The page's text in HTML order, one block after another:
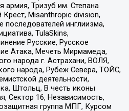
армия, Тризуб им. Степана
Misanthropic division,
последователей инглиизма,
TulaSkins,
Русские, Русское
Атака, Мечеть Мирмамеда,
народа г. Астрахани, ВОЛЯ,
народа, Рубеж Севера, ТОЙС,
деятельности,
Штольц, В честь иконы
Сектор 16, Независимость,
группа МПГ, Курсом